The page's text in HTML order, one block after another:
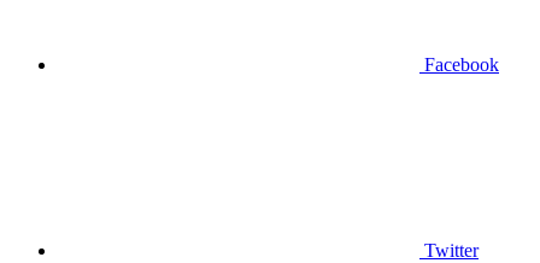
Facebook
Twitter